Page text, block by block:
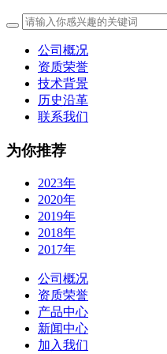
公司概况
资质荣誉
技术背景
历史沿革
联系我们
为你推荐
2023年
2020年
2019年
2018年
2017年
公司概况
资质荣誉
产品中心
新闻中心
加入我们